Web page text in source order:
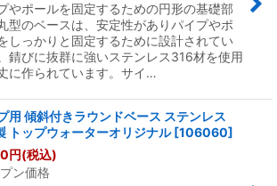
やポールを固定するための円形の基礎部
型のベースは、安定性がありパイプやポ
しっかりと固定するために設計されてい
錆びに抜群に強いステンレス316材を使用
に作られています。サイ…
用 傾斜付きラウンドベース ステンレス
トップウォーターオリジナル [106060]
円(税込)
ン価格